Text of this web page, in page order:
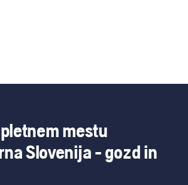
mestu
Slovenija - gozd in